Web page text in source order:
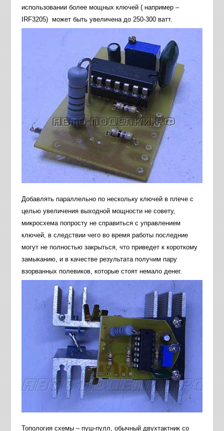
использовании более мощных ключей ( например –
IRF3205) может быть увеличена до 250-300 ватт.
Добавлять параллельно по нескольку ключей в плече с
целью увеличения выходной мощности не совету,
микросхема попросту не справиться с управлением
ключей, в следствии чего во время работы последние
могут не полностью закрыться, что приведет к короткому
замыканию, и в качестве результата получим пару
взорванных полевиков, которые стоят немало денег.
Топология схемы – пуш-пулл, обычный двухтактник со